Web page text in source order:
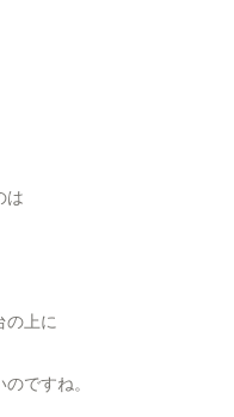
は
の上に
ですね。